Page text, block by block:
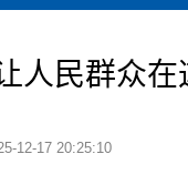
人民群众
12-17 20:25:10